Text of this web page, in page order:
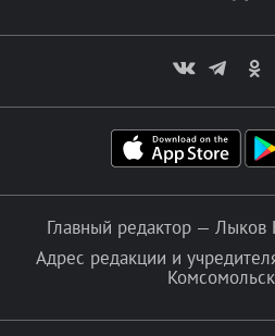
Главный редактор — Лыков
Адрес редакции и